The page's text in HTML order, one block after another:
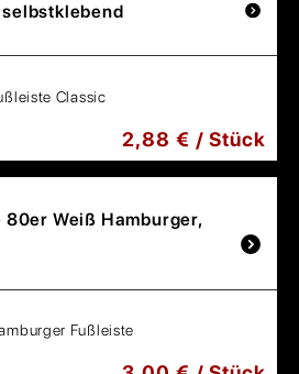
Classic
2,88 € / Stück
80er Weiß Hamburger,
Fußleiste